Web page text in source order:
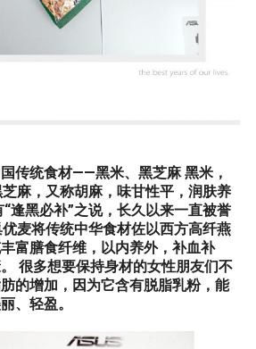
传统食材——黑米、黑芝麻 黑米，
麻，又称胡麻，味甘性平，润肤养
逢黑必补”之说，长久以来一直被誉
麦将传统中华食材佐以西方高纤燕
富膳食纤维，以内养外，补血补
很多想要保持身材的女性朋友们不
的增加，因为它含有脱脂乳粉，能
、轻盈。